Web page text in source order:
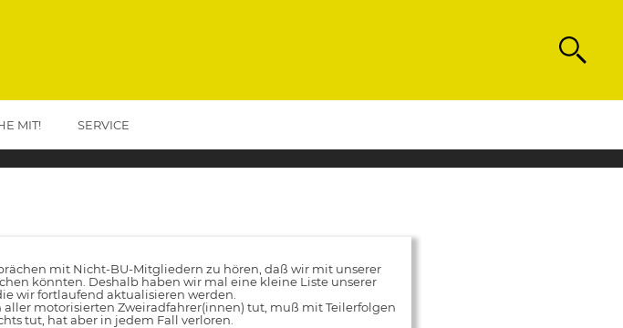
MIT! SERVICE
mit Nicht-BU-Mitgliedern zu hören, daß wir mit unserer
könnten. Deshalb haben wir mal eine kleine Liste unserer
wir fortlaufend aktualisieren werden.
aller motorisierten Zweiradfahrer(innen) tut, muß mit Teilerfolgen
tut, hat aber in jedem Fall verloren.